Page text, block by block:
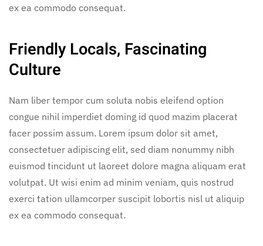
ex ea commodo consequat.
Friendly Locals, Fascinating
Culture
Nam liber tempor cum soluta nobis eleifend option
congue nihil imperdiet doming id quod mazim placerat
facer possim assum. Lorem ipsum dolor sit amet,
consectetuer adipiscing elit, sed diam nonummy nibh
euismod tincidunt ut laoreet dolore magna aliquam erat
volutpat. Ut wisi enim ad minim veniam, quis nostrud
exerci tation ullamcorper suscipit lobortis nisl ut aliquip
ex ea commodo consequat.